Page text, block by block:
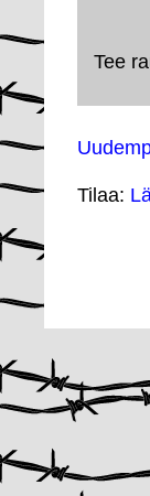
Tee
Tilaa: